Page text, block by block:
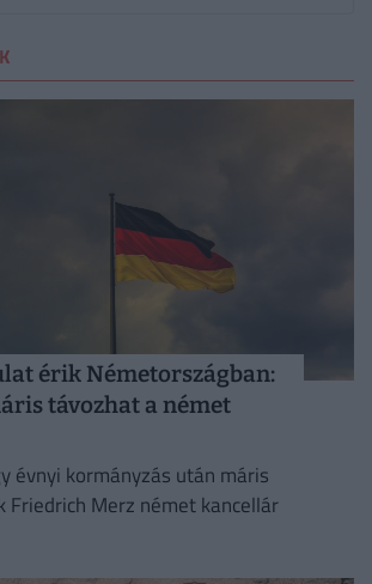
érik Németországban:
távozhat a német
évnyi kormányzás után máris
Friedrich Merz német kancellár